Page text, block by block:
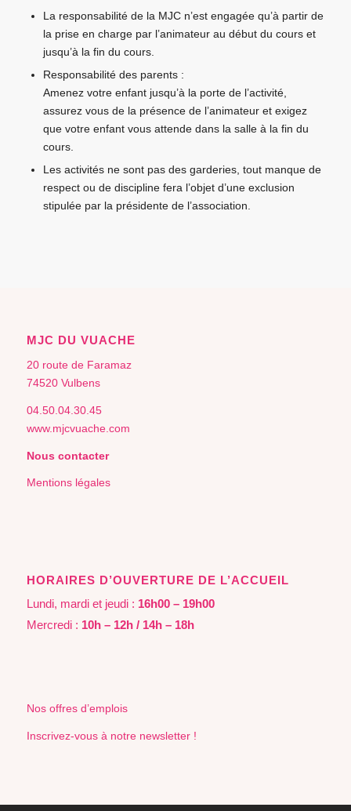
La responsabilité de la MJC n’est engagée qu’à partir de
la prise en charge par l’animateur au début du cours et
jusqu’à la fin du cours.
Responsabilité des parents :
Amenez votre enfant jusqu’à la porte de l’activité,
assurez vous de la présence de l’animateur et exigez
que votre enfant vous attende dans la salle à la fin du
cours.
Les activités ne sont pas des garderies, tout manque de
respect ou de discipline fera l’objet d’une exclusion
stipulée par la présidente de l’association.
MJC DU VUACHE
20 route de Faramaz
74520 Vulbens
04.50.04.30.45
www.mjcvuache.com
Nous contacter
Mentions légales
HORAIRES D’OUVERTURE DE L’ACCUEIL
Lundi, mardi et jeudi : 16h00 – 19h00
Mercredi : 10h – 12h / 14h – 18h
Nos offres d’emplois
Inscrivez-vous à notre newsletter !